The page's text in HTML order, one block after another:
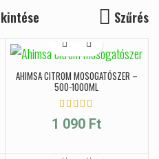
Szűrés
AHIMSA CITROM MOSOGATÓSZER –
500-1000ML
1 090 Ft